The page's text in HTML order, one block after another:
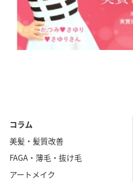
コラム
美髪・髪質改善
FAGA・薄毛・抜け毛
アートメイク